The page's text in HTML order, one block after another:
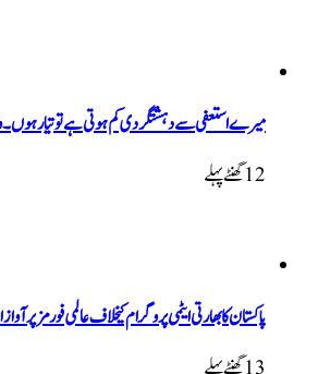
میرے استعفی سے دہشتگردی کم ہوتی ہے تو تیار ہوں۔
12 گھنٹےپہلے
پاکستان کا بھارتی ایٹمی پروگرام کیخلاف عالمی فورمز پر